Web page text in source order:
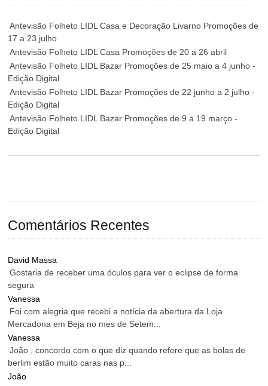
Antevisão Folheto LIDL Casa e Decoração Livarno Promoções de
17 a 23 julho
Antevisão Folheto LIDL Casa Promoções de 20 a 26 abril
Antevisão Folheto LIDL Bazar Promoções de 25 maio a 4 junho -
Edição Digital
Antevisão Folheto LIDL Bazar Promoções de 22 junho a 2 julho -
Edição Digital
Antevisão Folheto LIDL Bazar Promoções de 9 a 19 março -
Edição Digital
Comentários Recentes
David Massa
Gostaria de receber uma óculos para ver o eclipse de forma
segura
Vanessa
Foi com alegria que recebi a notícia da abertura da Loja
Mercadona em Beja no mes de Setem...
Vanessa
João , concordo com o que diz quando refere que as bolas de
berlim estão muito caras nas p...
João